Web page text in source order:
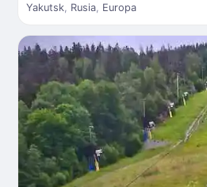
Yakutsk, Rusia, Europa